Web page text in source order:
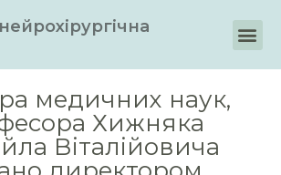
медичних наук,
Хижняка
Віталійовича